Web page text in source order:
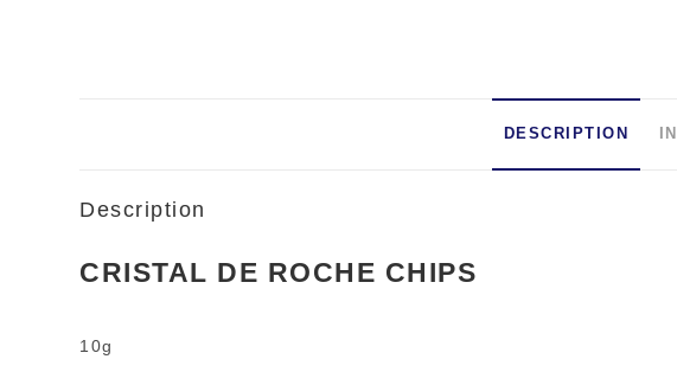
DESCRIPTION
Description
CRISTAL DE ROCHE CHIPS
10g